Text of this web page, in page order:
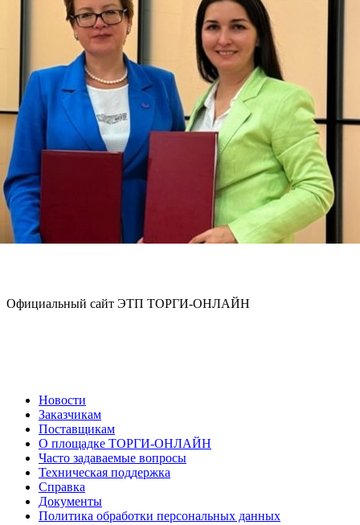
Официальный сайт ЭТП ТОРГИ-ОНЛАЙН
Новости
Заказчикам
Поставщикам
О площадке ТОРГИ-ОНЛАЙН
Часто задаваемые вопросы
Техническая поддержка
Справка
Документы
Политика обработки персональных данных